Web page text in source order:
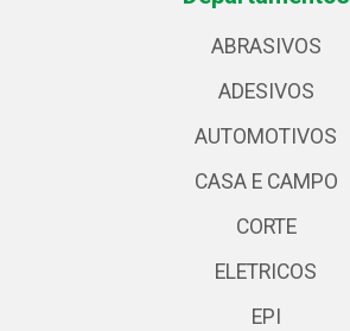
ABRASIVOS
ADESIVOS
AUTOMOTIVOS
CASA E CAMPO
CORTE
ELETRICOS
EPI